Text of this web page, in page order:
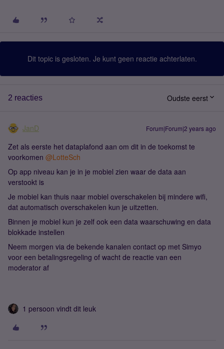
Dit topic is gesloten. Je kunt geen reactie achterlaten.
2 reacties Oudste eerst
JanD Forum|Forum|2 years ago
Zet als eerste het dataplafond aan om dit in de toekomst te
voorkomen @LotteSch
Op app niveau kan je in je mobiel zien waar de data aan
verstookt is
Je mobiel kan thuis naar mobiel overschakelen bij mindere wifi,
dat automatisch overschakelen kun je uitzetten.
Binnen je mobiel kun je zelf ook een data waarschuwing en data
blokkade instellen
Neem morgen via de bekende kanalen contact op met Simyo
voor een betalingsregeling of wacht de reactie van een
moderator af
1 persoon vindt dit leuk